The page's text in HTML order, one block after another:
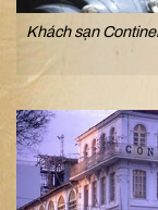
Khách sạn